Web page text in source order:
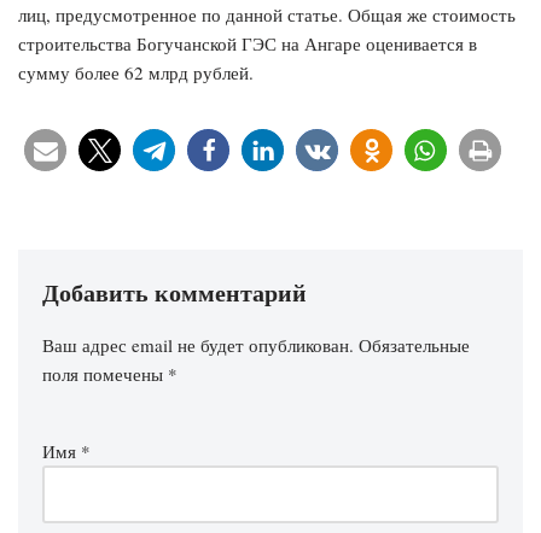
лиц, предусмотренное по данной статье. Общая же стоимость
строительства Богучанской ГЭС на Ангаре оценивается в
сумму более 62 млрд рублей.
Добавить комментарий
Ваш адрес email не будет опубликован. Обязательные
поля помечены *
Имя *